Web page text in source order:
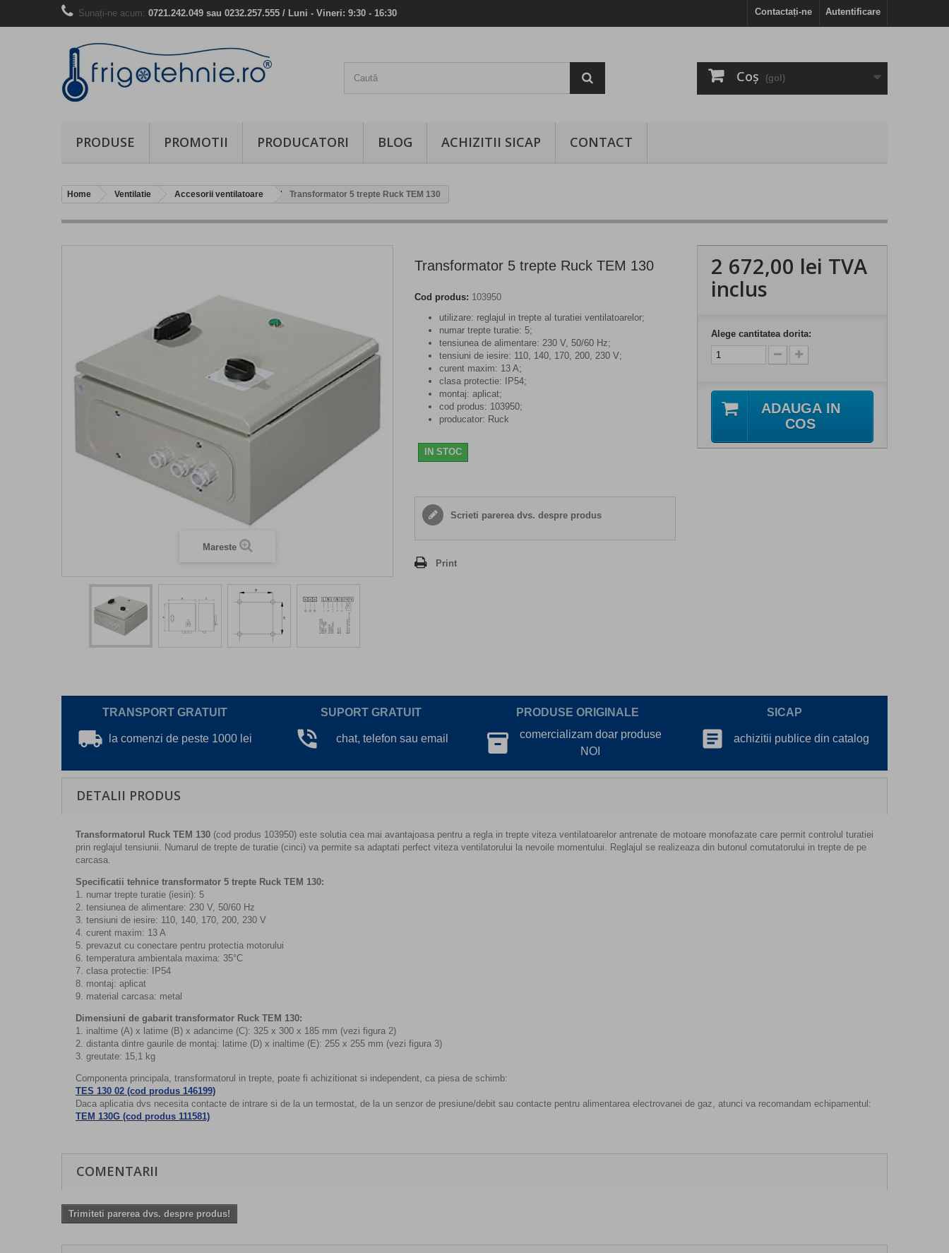
Autentificare
Contactați-ne
Sunați-ne acum: 0721.242.049 sau 0232.257.555 / Luni - Vineri: 9:30 - 16:30
Coş (gol)
PRODUSE PROMOTII PRODUCATORI BLOG ACHIZITII SICAP CONTACT
Home Ventilatie Accesorii ventilatoare Transformator 5 trepte Ruck TEM 130
Mareste
Transformator 5 trepte Ruck TEM 130
Cod produs: 103950
utilizare: reglajul in trepte al turatiei ventilatoarelor;
numar trepte turatie: 5;
tensiunea de alimentare: 230 V, 50/60 Hz;
tensiuni de iesire: 110, 140, 170, 200, 230 V;
curent maxim: 13 A;
clasa protectie: IP54;
montaj: aplicat;
cod produs: 103950;
producator: Ruck
IN STOC
Scrieti parerea dvs. despre produs
Print
2 672,00 lei TVA
inclus
Alege cantitatea dorita:
ADAUGA IN
COS
TRANSPORT GRATUIT
local_shipping la comenzi de peste 1000 lei
SUPORT GRATUIT
phone_in_talk chat, telefon sau email
PRODUSE ORIGINALE
inventory_2
comercializam doar produse
NOI
SICAP
article achizitii publice din catalog
DETALII PRODUS
Transformatorul Ruck TEM 130 (cod produs 103950) este solutia cea mai avantajoasa pentru a regla in trepte viteza ventilatoarelor antrenate de motoare monofazate care permit controlul turatiei
prin reglajul tensiunii. Numarul de trepte de turatie (cinci) va permite sa adaptati perfect viteza ventilatorului la nevoile momentului. Reglajul se realizeaza din butonul comutatorului in trepte de pe
carcasa.
Specificatii tehnice transformator 5 trepte Ruck TEM 130:
1. numar trepte turatie (iesiri): 5
2. tensiunea de alimentare: 230 V, 50/60 Hz
3. tensiuni de iesire: 110, 140, 170, 200, 230 V
4. curent maxim: 13 A
5. prevazut cu conectare pentru protectia motorului
6. temperatura ambientala maxima: 35°C
7. clasa protectie: IP54
8. montaj: aplicat
9. material carcasa: metal
Dimensiuni de gabarit transformator Ruck TEM 130:
1. inaltime (A) x latime (B) x adancime (C): 325 x 300 x 185 mm (vezi figura 2)
2. distanta dintre gaurile de montaj: latime (D) x inaltime (E): 255 x 255 mm (vezi figura 3)
3. greutate: 15,1 kg
Componenta principala, transformatorul in trepte, poate fi achizitionat si independent, ca piesa de schimb:
TES 130 02 (cod produs 146199)
Daca aplicatia dvs necesita contacte de intrare si de la un termostat, de la un senzor de presiune/debit sau contacte pentru alimentarea electrovanei de gaz, atunci va recomandam echipamentul:
TEM 130G (cod produs 111581)
COMENTARII
Trimiteti parerea dvs. despre produs!